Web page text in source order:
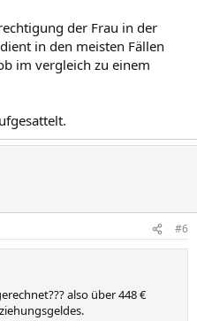
der Frau in der
in den meisten Fällen
im vergleich zu einem
#6
also über 448 €